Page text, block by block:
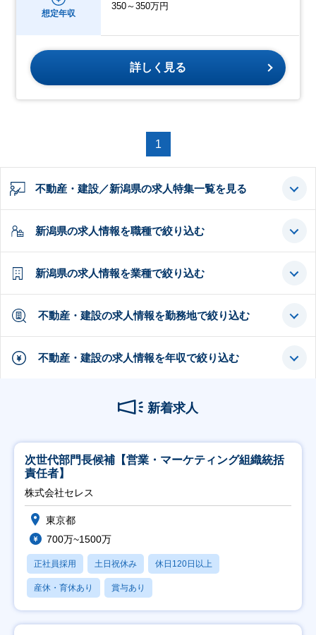
想定年収
350～350万円
詳しく見る
1
不動産・建設／新潟県の求人特集一覧を見る
新潟県の求人情報を職種で絞り込む
新潟県の求人情報を業種で絞り込む
不動産・建設の求人情報を勤務地で絞り込む
不動産・建設の求人情報を年収で絞り込む
新着求人
次世代部門長候補【営業・マーケティング組織統括
責任者】
株式会社セレス
東京都
700万~1500万
正社員採用 土日祝休み 休日120日以上
産休・育休あり 賞与あり